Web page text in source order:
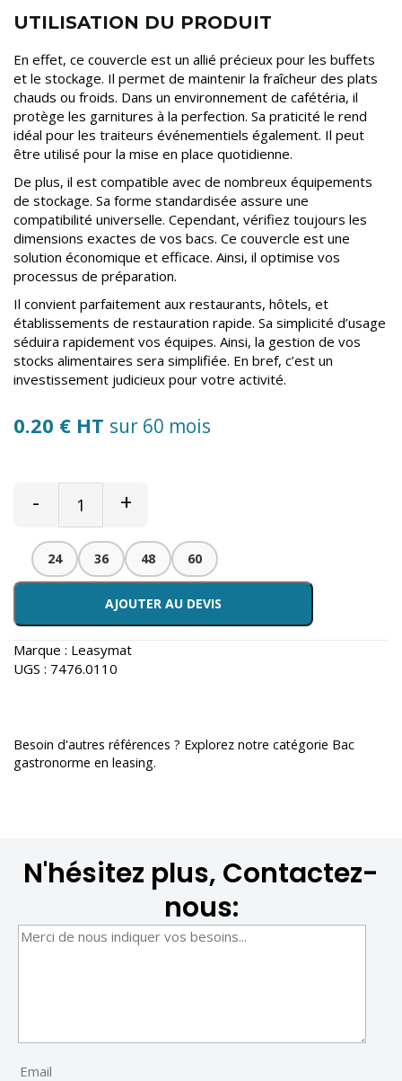
UTILISATION DU PRODUIT
En effet, ce couvercle est un allié précieux pour les buffets
et le stockage. Il permet de maintenir la fraîcheur des plats
chauds ou froids. Dans un environnement de cafétéria, il
protège les garnitures à la perfection. Sa praticité le rend
idéal pour les traiteurs événementiels également. Il peut
être utilisé pour la mise en place quotidienne.
De plus, il est compatible avec de nombreux équipements
de stockage. Sa forme standardisée assure une
compatibilité universelle. Cependant, vérifiez toujours les
dimensions exactes de vos bacs. Ce couvercle est une
solution économique et efficace. Ainsi, il optimise vos
processus de préparation.
Il convient parfaitement aux restaurants, hôtels, et
établissements de restauration rapide. Sa simplicité d’usage
séduira rapidement vos équipes. Ainsi, la gestion de vos
stocks alimentaires sera simplifiée. En bref, c’est un
investissement judicieux pour votre activité.
0.20 € HT sur 60 mois
- +
24 36 48 60
AJOUTER AU DEVIS
Marque : Leasymat
UGS : 7476.0110
Besoin d'autres références ? Explorez notre catégorie Bac
gastronorme en leasing.
N'hésitez plus, Contactez-
nous: